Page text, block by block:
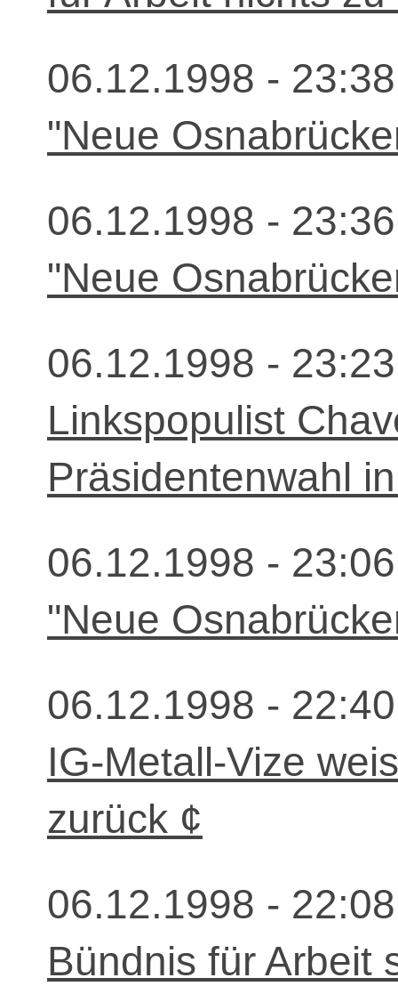
06.12.1998 -
"Neue
06.12.1998 -
"Neue
06.12.1998 -
Linkspopulist
Präsidentenwahl
06.12.1998 -
"Neue
06.12.1998 -
IG-Metall-Vize
zurück ¢
06.12.1998 -
Bündnis für Arbeit